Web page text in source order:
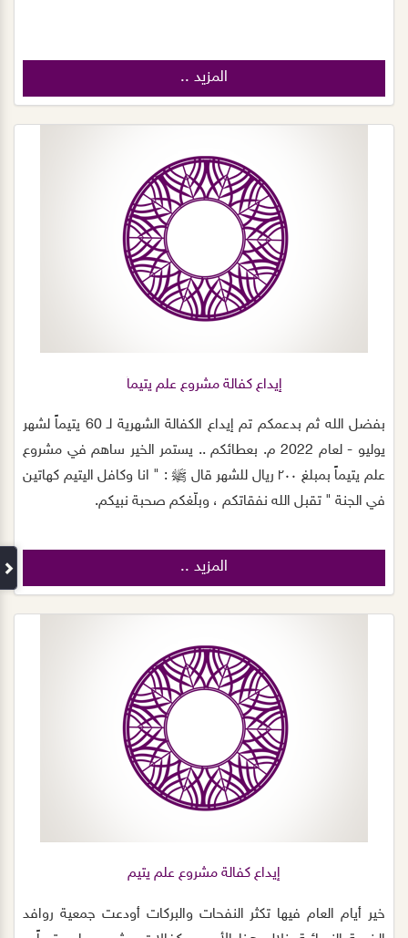
المزيد ..
إيداع كفالة مشروع علم يتيماً
بفضل الله ثم بدعمكم تم إيداع الكفالة الشهرية لـ 60 يتيماً لشهر
يوليو - لعام 2022 م. بعطائكم .. يستمر الخير ساهم في مشروع
علم يتيماً بمبلغ ٢٠٠ ريال للشهر قال ﷺ : " انا وكافل اليتيم كهاتين
في الجنة " تقبل الله نفقاتكم ، وبلّغكم صحبة نبيكم.
المزيد ..
إيداع كفالة مشروع علم يتيم
خير أيام العام فيها تكثر النفحات والبركات أودعت جمعية روافد